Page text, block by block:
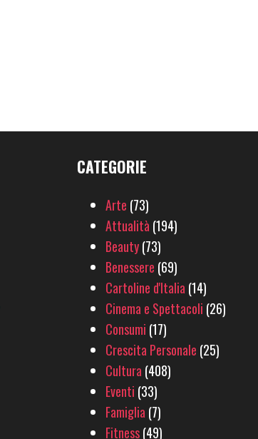
CATEGORIE
Arte (73)
Attualità (194)
Beauty(73)
Benessere (69)
Cartoline d'Italia (14)
Cinema e Spettacoli (26)
Consumi (17)
Crescita Personale (25)
Cultura (408)
Eventi (33)
Famiglia (7)
Fitness(49)